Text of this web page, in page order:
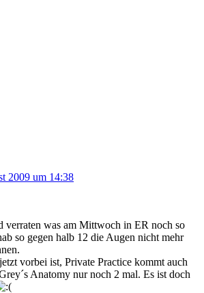
2009 um 14:38
verraten was am Mittwoch in ER noch so
so gegen halb 12 die Augen nicht mehr
vorbei ist, Private Practice kommt auch
Anatomy nur noch 2 mal. Es ist doch